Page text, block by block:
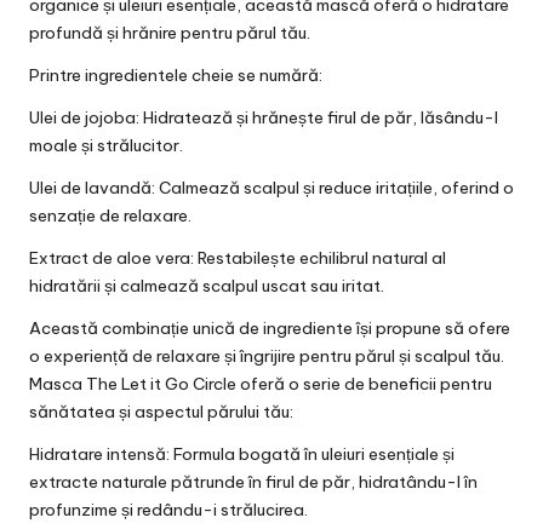
organice și uleiuri esențiale, această mască oferă o hidratare
profundă și hrănire pentru părul tău.
Printre ingredientele cheie se numără:
Ulei de jojoba: Hidratează și hrănește firul de păr, lăsându-l
moale și strălucitor.
Ulei de lavandă: Calmează scalpul și reduce iritațiile, oferind o
senzație de relaxare.
Extract de aloe vera: Restabilește echilibrul natural al
hidratării și calmează scalpul uscat sau iritat.
Această combinație unică de ingrediente își propune să ofere
o experiență de relaxare și îngrijire pentru părul și scalpul tău.
Masca The Let it Go Circle oferă o serie de beneficii pentru
sănătatea și aspectul părului tău:
Hidratare intensă: Formula bogată în uleiuri esențiale și
extracte naturale pătrunde în firul de păr, hidratându-l în
profunzime și redându-i strălucirea.